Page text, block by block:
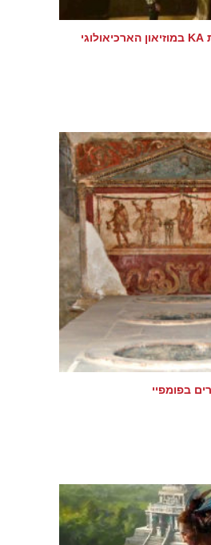
הפסל של נשמת KA במוזיאון הארכיאולוגי
בפומפיי